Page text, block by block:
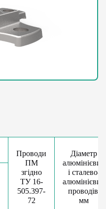
Проводи
ПМ
згідно
ТУ 16-
505.397-
72
Діаметр
алюмінієвих
і сталево-
алюмінієвих
проводів,
мм